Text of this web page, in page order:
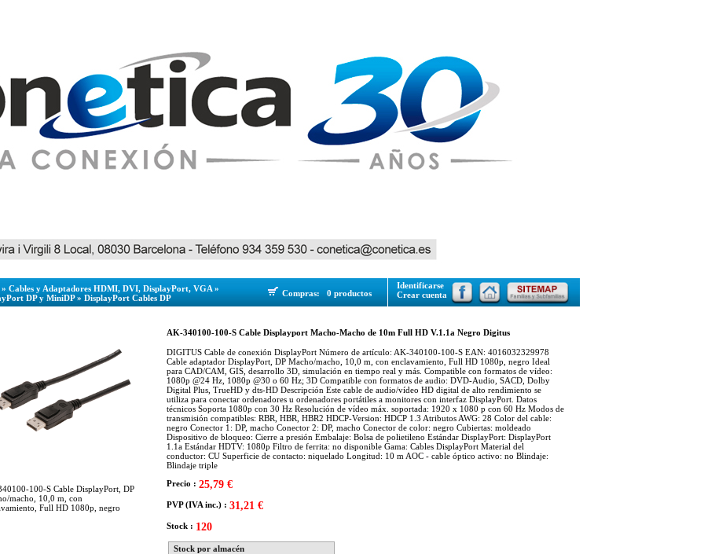
» Cables y Adaptadores HDMI, DVI, DisplayPort, VGA »
DP y MiniDP» DisplayPort Cables DP Compras: 0 productos
Identificarse
Crear cuenta
100-S Cable DisplayPort, DP
macho, 10,0 m, con
Full HD 1080p, negro
AK-340100-100-S Cable Displayport Macho-Macho de 10m Full HD V.1.1a Negro Digitus
DIGITUS Cable de conexión DisplayPort Número de artículo: AK-340100-100-S EAN: 4016032329978
Cable adaptador DisplayPort, DP Macho/macho, 10,0 m, con enclavamiento, Full HD 1080p, negro Ideal
para CAD/CAM, GIS, desarrollo 3D, simulación en tiempo real y más. Compatible con formatos de vídeo:
1080p @24 Hz, 1080p @30 o 60 Hz; 3D Compatible con formatos de audio: DVD-Audio, SACD, Dolby
Digital Plus, TrueHD y dts-HD Descripción Este cable de audio/vídeo HD digital de alto rendimiento se
utiliza para conectar ordenadores u ordenadores portátiles a monitores con interfaz DisplayPort. Datos
técnicos Soporta 1080p con 30 Hz Resolución de vídeo máx. soportada: 1920 x 1080 p con 60 Hz Modos de
transmisión compatibles: RBR, HBR, HBR2 HDCP-Version: HDCP 1.3 Atributos AWG: 28 Color del cable:
negro Conector 1: DP, macho Conector 2: DP, macho Conector de color: negro Cubiertas: moldeado
Dispositivo de bloqueo: Cierre a presión Embalaje: Bolsa de polietileno Estándar DisplayPort: DisplayPort
1.1a Estándar HDTV: 1080p Filtro de ferrita: no disponible Gama: Cables DisplayPort Material del
conductor: CU Superficie de contacto: niquelado Longitud: 10 m AOC - cable óptico activo: no Blindaje:
Blindaje triple
Precio : 25,79 €
PVP (IVA inc.) : 31,21 €
Stock : 120
Stock por almacén